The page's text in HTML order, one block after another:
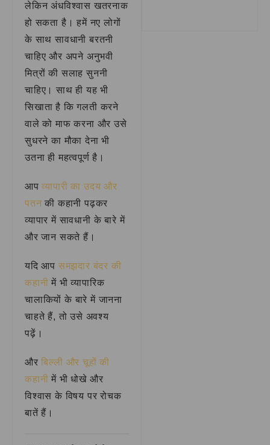
लेकिन अंधविश्वास खतरनाक
हो सकता है। हमें नए लोगों
के साथ सावधानी बरतनी
चाहिए और अपने अनुभवी
मित्रों की सलाह सुननी
चाहिए। साथ ही यह भी
सिखाता है कि गलती करने
वाले को माफ करना और उसे
सुधरने का मौका देना भी
उतना ही महत्वपूर्ण है।
आपव्यापारी का उदय और
पतन की कहानी पढ़कर
व्यापार में सावधानी के बारे में
और जान सकते हैं।
यदि आप समझदार बंदर की
कहानी में भी व्यापारिक
चालाकियों के बारे में जानना
चाहते हैं, तो उसे अवश्य
पढ़ें।
औरबिल्ली और चूहों की
कहानी में भी धोखे और
विश्वास के विषय पर रोचक
बातें हैं।